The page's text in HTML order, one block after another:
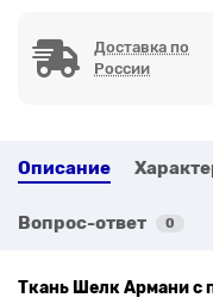
Доставка по
России
Описание
Вопрос-ответ 0
Ткань Шелк Армани с